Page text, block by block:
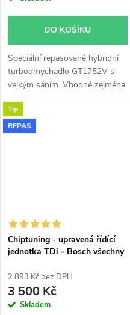
DO KOŠÍKU
Speciální repasované hybridní
turbodmychadlo GT1752V s
velkým sáním. Vhodné zejména
k výkonnostním úpravám jako
např. chiptuning. Pro vůz Seat
Alhambra 1.9TDi 85kW AUY.
Tip
REPAS
Chiptuning - upravená řídící
jednotka TDi - Bosch všechny
2 893 Kč bez DPH
3 500 Kč
Skladem